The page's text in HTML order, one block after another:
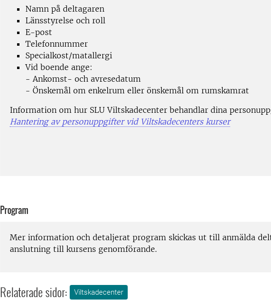
Namn på deltagaren
Länsstyrelse och roll
E-post
Telefonnummer
Specialkost/matallergi
Vid boende ange:
- Ankomst- och avresedatum
- Önskemål om enkelrum eller önskemål om rumskamrat
Information om hur SLU Viltskadecenter behandlar dina
Hantering av personuppgifter vid Viltskadecenters kurser
Program
Mer information och detaljerat program skickas ut till anmälda
anslutning till kursens genomförande.
Relaterade sidor: Viltskadecenter